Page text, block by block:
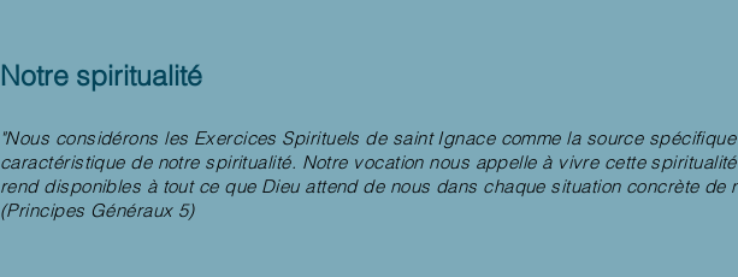
Notre spiritualité
"Nous considérons les Exercices Spirituels de saint Ignace comme la source
caractéristique de notre spiritualité. Notre vocation nous appelle à vivre cette
rend disponibles à tout ce que Dieu attend de nous dans chaque situation concrète de
(Principes Généraux 5)